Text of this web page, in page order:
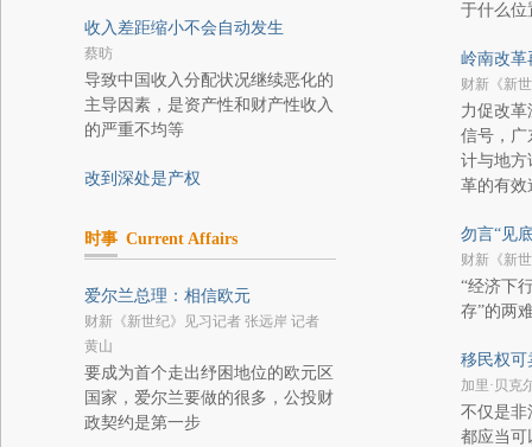
收入差距缩小不会自动发生
蔡昉
导致中国收入分配状况继续恶化的
主导因素，是资产性和财产性收入
的严重不均等
改到深处是产权
时事 Current Affairs
爱尔兰总理：相信欧元
财新《新世纪》见习记者 张远岸 记者
黄山
要成为首个走出纾困地位的欧元区
国家，爱尔兰要做的很多，公投财
政契约是第一步
于什么位
岭南改革
财新《新
力促改
信号，广
计与地方
革的有效
勿言“见
财新《新
“经济下
存”的两
移民权可
加里·贝克
不仅是非
都应当可